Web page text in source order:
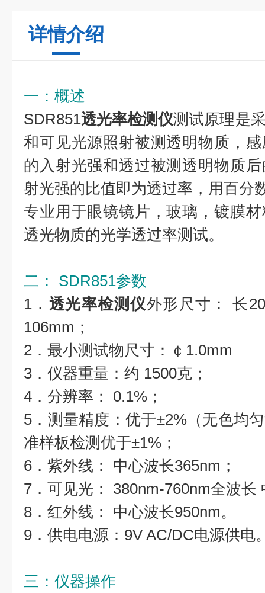
详情介绍
一：概述
SDR851透光率检测仪测试原理是
和可见光源照射被测透明物质，
的入射光强和透过被测透明物质
射光强的比值即为透过率，用百分
专业用于眼镜镜片，玻璃，镀膜
透光物质的光学透过率测试。
二： SDR851参数
1． 透光率检测仪外形尺寸： 长
106mm；
2．最小测试物尺寸：￠1.0mm
3．仪器重量：约 1500克；
4．分辨率： 0.1%；
5．测量精度：优于±2%（无色均
准样板检测优于±1%；
6．紫外线： 中心波长365nm；
7．可见光： 380nm-760nm全波长
8．红外线： 中心波长950nm。
9．供电电源：9V AC/DC电源供电
三：仪器操作